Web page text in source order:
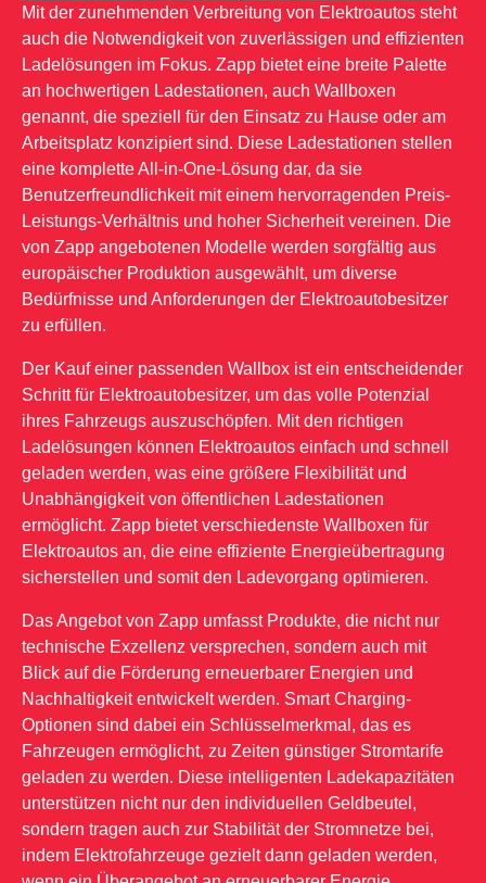
Mit der zunehmenden Verbreitung von Elektroautos steht
auch die Notwendigkeit von zuverlässigen und effizienten
Ladelösungen im Fokus. Zapp bietet eine breite Palette
an hochwertigen Ladestationen, auch Wallboxen
genannt, die speziell für den Einsatz zu Hause oder am
Arbeitsplatz konzipiert sind. Diese Ladestationen stellen
eine komplette All-in-One-Lösung dar, da sie
Benutzerfreundlichkeit mit einem hervorragenden Preis-
Leistungs-Verhältnis und hoher Sicherheit vereinen. Die
von Zapp angebotenen Modelle werden sorgfältig aus
europäischer Produktion ausgewählt, um diverse
Bedürfnisse und Anforderungen der Elektroautobesitzer
zu erfüllen.
Der Kauf einer passenden Wallbox ist ein entscheidender
Schritt für Elektroautobesitzer, um das volle Potenzial
ihres Fahrzeugs auszuschöpfen. Mit den richtigen
Ladelösungen können Elektroautos einfach und schnell
geladen werden, was eine größere Flexibilität und
Unabhängigkeit von öffentlichen Ladestationen
ermöglicht. Zapp bietet verschiedenste Wallboxen für
Elektroautos an, die eine effiziente Energieübertragung
sicherstellen und somit den Ladevorgang optimieren.
Das Angebot von Zapp umfasst Produkte, die nicht nur
technische Exzellenz versprechen, sondern auch mit
Blick auf die Förderung erneuerbarer Energien und
Nachhaltigkeit entwickelt werden. Smart Charging-
Optionen sind dabei ein Schlüsselmerkmal, das es
Fahrzeugen ermöglicht, zu Zeiten günstiger Stromtarife
geladen zu werden. Diese intelligenten Ladekapazitäten
unterstützen nicht nur den individuellen Geldbeutel,
sondern tragen auch zur Stabilität der Stromnetze bei,
indem Elektrofahrzeuge gezielt dann geladen werden,